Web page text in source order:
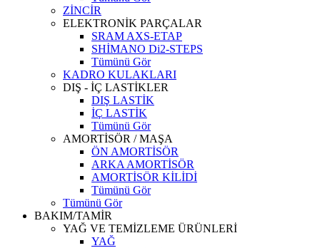
ZİNCİR
ELEKTRONİK PARÇALAR
SRAM AXS-ETAP
SHİMANO Di2-STEPS
Tümünü Gör
KADRO KULAKLARI
DIŞ - İÇ LASTİKLER
DIŞ LASTİK
İÇ LASTİK
Tümünü Gör
AMORTİSÖR / MAŞA
ÖN AMORTİSÖR
ARKA AMORTİSÖR
AMORTİSÖR KİLİDİ
Tümünü Gör
Tümünü Gör
BAKIM/TAMİR
YAĞ VE TEMİZLEME ÜRÜNLERİ
YAĞ